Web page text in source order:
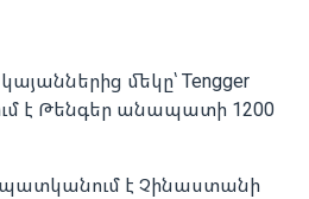
մեկը՝ Tengger
է Թենգեր անապատի 1200
պատկանում է Չինաստանի